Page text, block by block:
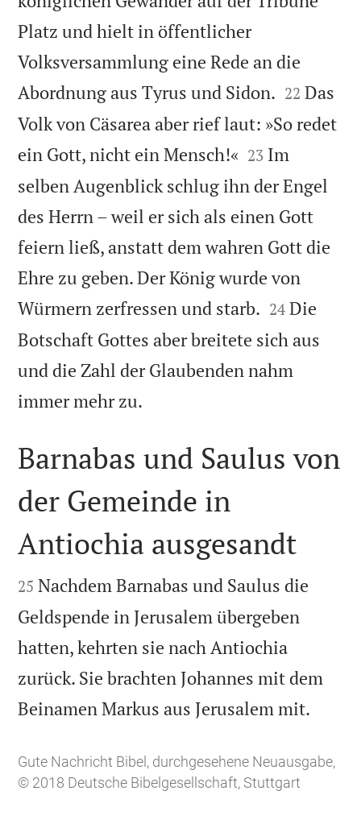
Platz und hielt in öffentlicher
Volksversammlung eine Rede an die
Abordnung aus Tyrus und Sidon. 

22 Das
Volk von Cäsarea aber rief laut: »So redet
ein Gott, nicht ein Mensch!« 

23 Im
selben Augenblick schlug ihn der Engel
des Herrn – weil er sich als einen Gott
feiern ließ, anstatt dem wahren Gott die
Ehre zu geben. Der König wurde von
Würmern zerfressen und starb. 

24 Die
Botschaft Gottes aber breitete sich aus
und die Zahl der Glaubenden nahm
immer mehr zu.

Barnabas und Saulus von
der Gemeinde in
Antiochia ausgesandt

25 Nachdem Barnabas und Saulus die
Geldspende in Jerusalem übergeben
hatten, kehrten sie nach Antiochia
zurück. Sie brachten Johannes mit dem
Beinamen Markus aus Jerusalem mit.
Gute Nachricht Bibel, durchgesehene Neuausgabe,
© 2018 Deutsche Bibelgesellschaft, Stuttgart